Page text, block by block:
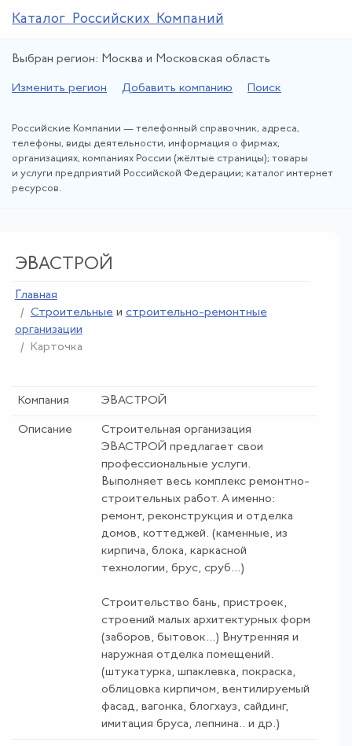
Каталог Российских Компаний
Выбран регион: Москва и Московская область
Изменить регион Добавить компанию Поиск
Российские Компании — телефонный справочник, адреса,
телефоны, виды деятельности, информация о фирмах,
организациях, компаниях России (жёлтые страницы); товары
и услуги предприятий Российской Федерации; каталог интернет
ресурсов.
ЭВАСТРОЙ
Главная
Строительные и строительно-ремонтные
организации
Карточка
Компания ЭВАСТРОЙ
Описание
Строительная организация
ЭВАСТРОЙ предлагает свои
профессиональные услуги.
Выполняет весь комплекс ремонтно-
строительных работ. А именно:
ремонт, реконструкция и отделка
домов, коттеджей. (каменные, из
кирпича, блока, каркасной
технологии, брус, сруб...)
Строительство бань, пристроек,
строений малых архитектурных форм
(заборов, бытовок...) Внутренняя и
наружная отделка помещений.
(штукатурка, шпаклевка, покраска,
облицовка кирпичом, вентилируемый
фасад, вагонка, блогхауз, сайдинг,
имитация бруса, лепнина.. и др.)